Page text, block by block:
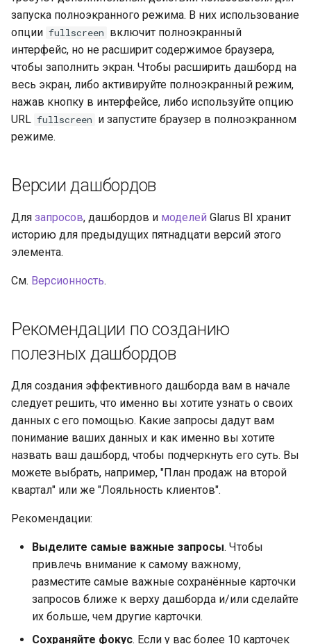
запуска полноэкранного режима. В них использование
опции fullscreen включит полноэкранный
интерфейс, но не расширит содержимое браузера,
чтобы заполнить экран. Чтобы расширить дашборд на
весь экран, либо активируйте полноэкранный режим,
нажав кнопку в интерфейсе, либо используйте опцию
URL fullscreen и запустите браузер в полноэкранном
режиме.
Версии дашбордов
Для запросов, дашбордов и моделей Glarus BI хранит
историю для предыдущих пятнадцати версий этого
элемента.
См. Версионность.
Рекомендации по созданию
полезных дашбордов
Для создания эффективного дашборда вам в начале
следует решить, что именно вы хотите узнать о своих
данных с его помощью. Какие запросы дадут вам
понимание ваших данных и как именно вы хотите
назвать ваш дашборд, чтобы подчеркнуть его суть. Вы
можете выбрать, например, "План продаж на второй
квартал" или же "Лояльность клиентов".
Рекомендации:
Выделите самые важные запросы. Чтобы
привлечь внимание к самому важному,
разместите самые важные сохранённые карточки
запросов ближе к верху дашборда и/или сделайте
их больше, чем другие карточки.
Сохраняйте фокус. Если у вас более 10 карточек